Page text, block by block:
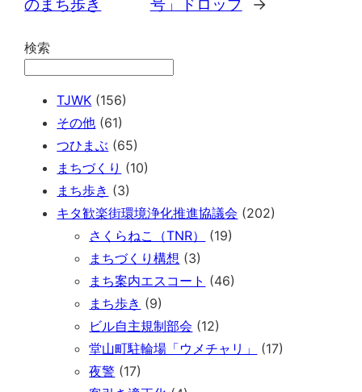
のまち歩き
号」ドロップ →
検索
TJWK (156)
その他 (61)
つひまぶ (65)
まちづくり (10)
まち歩き (3)
キタ歓楽街環境浄化推進協議会 (202)
さくらねこ（TNR）
(19)
まちづくり構想 (3)
まち案内エスコート (46)
まち歩き (9)
ビル自主規制部会 (12)
堂山町駐輪場「ウメチャリ」
(17)
夜警 (17)